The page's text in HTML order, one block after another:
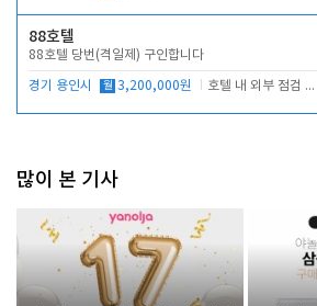
88호텔
88호텔 당번(격일제) 구인합니다
경기 용인시 월 3,200,000원 호텔 내 외부 점검 및 프런트 운영
많이 본 기사